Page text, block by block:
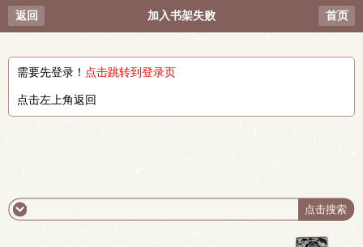
返回 加入书架失败 首页
需要先登录！ 点击跳转到登录页
点击左上角返回